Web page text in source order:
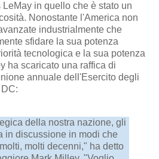
in quello che è stato un
Nonostante l'America non
industrialmente che
sfidare la sua potenza
tecnologica e la sua potenza
ha scaricato una raffica di
annuale dell'Esercito degli
della nostra nazione, gli
in discussione in modi che
molti decenni," ha detto